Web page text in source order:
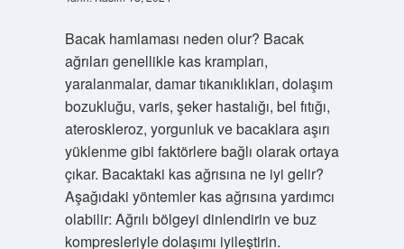
Bacak hamlaması neden olur? Bacak
ağrıları genellikle kas krampları,
yaralanmalar, damar tıkanıklıkları, dolaşım
bozukluğu, varis, şeker hastalığı, bel fıtığı,
ateroskleroz, yorgunluk ve bacaklara aşırı
yüklenme gibi faktörlere bağlı olarak ortaya
çıkar. Bacaktaki kas ağrısına ne iyi gelir?
Aşağıdaki yöntemler kas ağrısına yardımcı
olabilir: Ağrılı bölgeyi dinlendirin ve buz
kompresleriyle dolaşımı iyileştirin.